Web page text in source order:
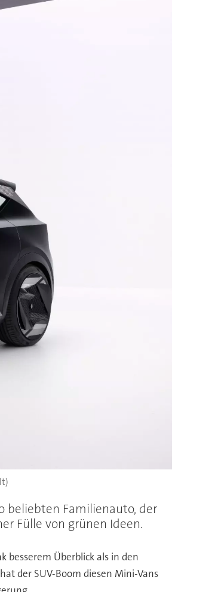
beliebten Familienauto, der
Fülle von grünen Ideen.
besserem Überblick als in den
der SUV-Boom diesen Mini-Vans